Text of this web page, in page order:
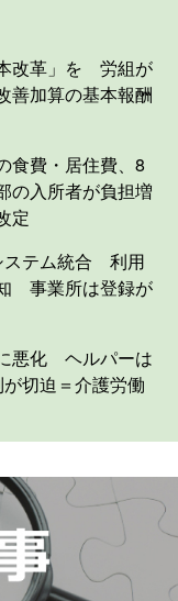
改革」を 労組が
加算の基本報酬
食費・居住費、8
入所者が負担増
定
ステム統合 利用
事業所は登録が
悪化 ヘルパーは
切迫＝介護労働